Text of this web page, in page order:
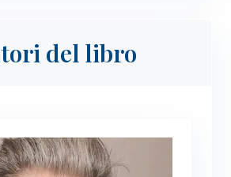
del libro